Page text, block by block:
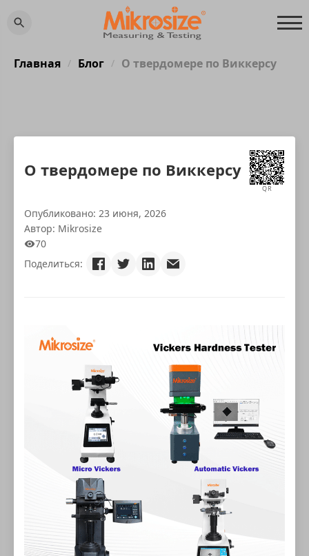
Главная / Блог / О твердомере по Виккерсу
О твердомере по Виккерсу
QR
Опубликовано: 23 июня, 2026
Автор: Mikrosize
70
Поделиться: